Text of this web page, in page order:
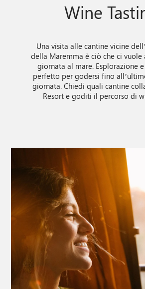
Wine
Una visita alle cantine vicine dell’
della Maremma è ciò che ci vuole
giornata al mare. Esplorazione
perfetto per godersi fino
giornata. Chiedi quali cantine
Resort e goditi il percorso di